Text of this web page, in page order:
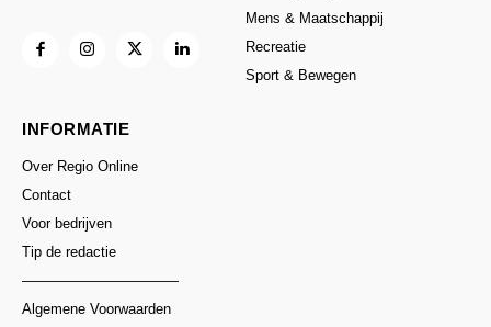
Mens & Maatschappij
Recreatie
Sport & Bewegen
INFORMATIE
Over Regio Online
Contact
Voor bedrijven
Tip de redactie
———————————
Algemene Voorwaarden